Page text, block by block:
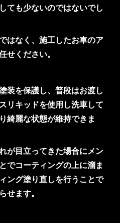
ても少ないのではないでし
はなく、施工したお車のア
せください。
装を保護し、普段はお渡し
リキッドを使用し洗車して
綺麗な状態が維持できま
が目立ってきた場合にメン
でコーティングの上に溜ま
ング塗り直しを行うことで
せます。